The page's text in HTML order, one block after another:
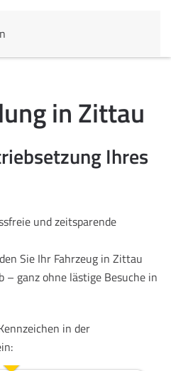
in Zittau
Ihres
und zeitsparende
Sie Ihr Fahrzeug in Zittau
– ganz ohne lästige Besuche in
in der